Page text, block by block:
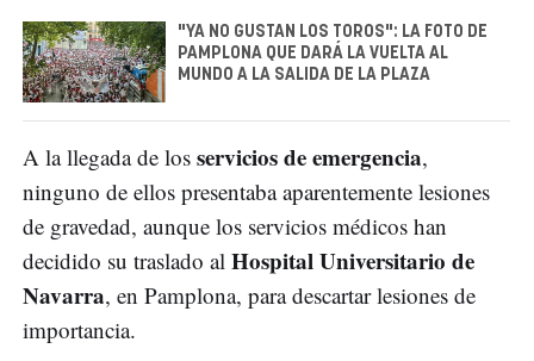
"YA NO GUSTAN LOS TOROS": LA FOTO DE
PAMPLONA QUE DARÁ LA VUELTA AL
MUNDO A LA SALIDA DE LA PLAZA
A la llegada de los servicios de emergencia,
ninguno de ellos presentaba aparentemente lesiones
de gravedad, aunque los servicios médicos han
decidido su traslado al Hospital Universitario de
Navarra, en Pamplona, para descartar lesiones de
importancia.